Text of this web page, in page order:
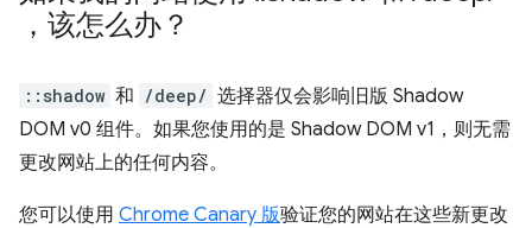
，该怎么办？
::shadow 和 /deep/ 选择器仅会影响旧版 Shadow
DOM v0 组件。如果您使用的是 Shadow DOM v1，则无需
更改网站上的任何内容。
您可以使用 Chrome Canary 版验证您的网站在这些新更改